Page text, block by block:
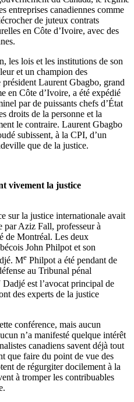
entreprises canadiennes comme
de juteux contrats
en Côte d’Ivoire, avec des
les lois et les institutions de son
et un champion des
Laurent Gbagbo, grand
en Côte d’Ivoire, a été expédié
par de puissants chefs d’État
droits de la personne et la
le contraire. Laurent Gbagbo
subissent, à la CPI, d’un
que de la justice.
vivement la justice
sur la justice internationale avait
par Aziz Fall, professeur à
de Montréal. Les deux
John Philpot et son
Me Philpot a été pendant de
au Tribunal pénal
Dadjé est l’avocat principal de
des experts de la justice
conférence, mais aucun
n’a manifesté quelque intérêt
canadiens savent déjà tout
que faire du point de vue des
de régurgiter docilement à la
à tromper les contribuables